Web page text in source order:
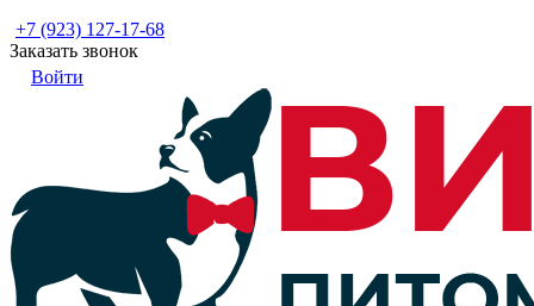
+7 (923) 127-17-68
Заказать звонок
Войти